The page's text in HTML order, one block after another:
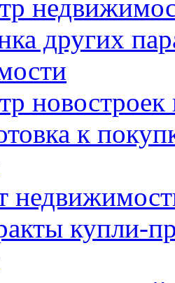
других
к
купли-